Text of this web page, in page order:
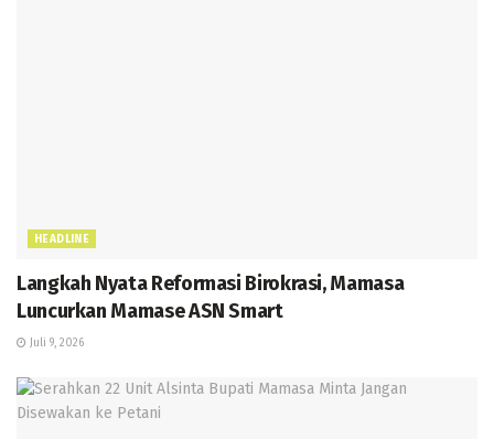
HEADLINE
Langkah Nyata Reformasi Birokrasi, Mamasa
Luncurkan Mamase ASN Smart
Juli 9, 2026